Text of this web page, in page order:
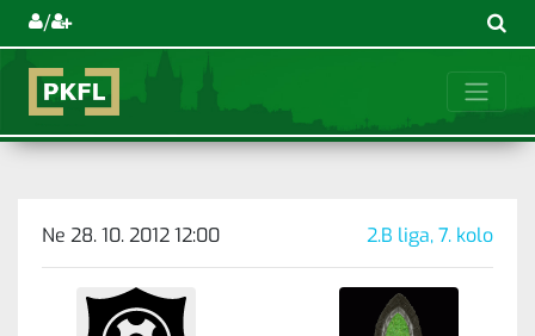
/
Ne 28. 10. 2012 12:00 2.B liga, 7. kolo